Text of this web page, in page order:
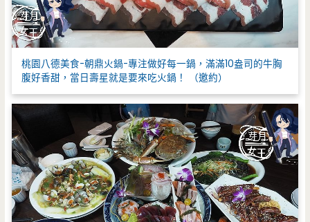
桃園八德美食-朝鼎火鍋-專注做好每一鍋，滿滿10盎司的牛胸
腹好香甜，當日壽星就是要來吃火鍋！ （邀約）